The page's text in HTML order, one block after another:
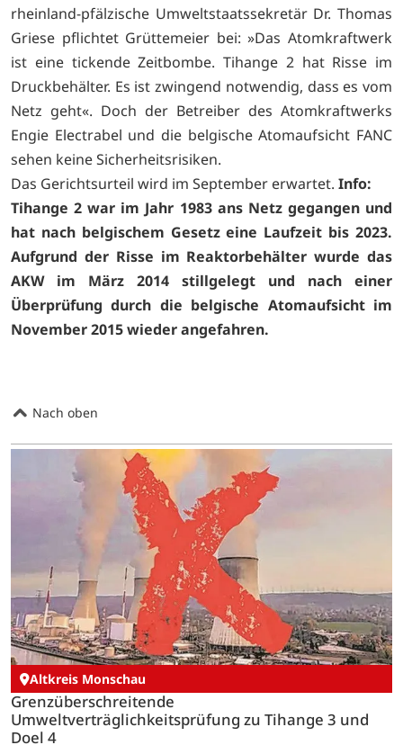
rheinland-pfälzische Umweltstaatssekretär Dr. Thomas
Griese pflichtet Grüttemeier bei: »Das Atomkraftwerk
ist eine tickende Zeitbombe. Tihange 2 hat Risse im
Druckbehälter. Es ist zwingend notwendig, dass es vom
Netz geht«. Doch der Betreiber des Atomkraftwerks
Engie Electrabel und die belgische Atomaufsicht FANC
sehen keine Sicherheitsrisiken.
Das Gerichtsurteil wird im September erwartet. Info:
Tihange 2 war im Jahr 1983 ans Netz gegangen und
hat nach belgischem Gesetz eine Laufzeit bis 2023.
Aufgrund der Risse im Reaktorbehälter wurde das
AKW im März 2014 stillgelegt und nach einer
Überprüfung durch die belgische Atomaufsicht im
November 2015 wieder angefahren.
Nach oben
Altkreis Monschau
Grenzüberschreitende
Umweltverträglichkeitsprüfung zu Tihange 3 und
Doel 4